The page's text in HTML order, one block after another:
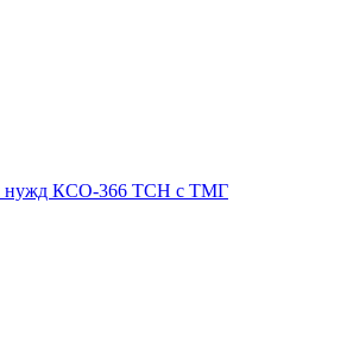
нужд КСО-366 ТСН с ТМГ